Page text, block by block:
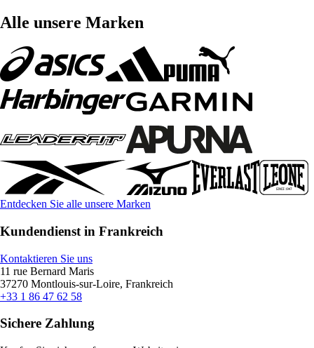
Alle unsere Marken
Entdecken Sie alle unsere Marken
Kundendienst in Frankreich
Kontaktieren Sie uns
11 rue Bernard Maris
37270 Montlouis-sur-Loire, Frankreich
+33 1 86 47 62 58
Sichere Zahlung